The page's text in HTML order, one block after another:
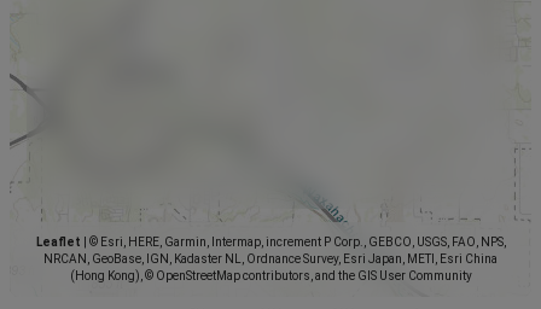
Leaflet
© Esri, HERE, Garmin, Intermap, increment P Corp., GEBCO, USGS, FAO, NPS,
NRCAN, GeoBase, IGN, Kadaster NL, Ordnance Survey, Esri Japan, METI, Esri China
(Hong Kong), © OpenStreetMap contributors, and the GIS User Community